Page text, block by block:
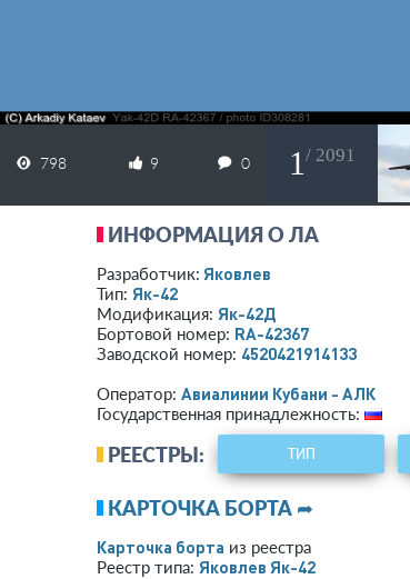
798 9 0 1 / 2091
ИНФОРМАЦИЯ О ЛА
Разработчик: Яковлев
Тип: Як-42
Модификация: Як-42Д
Бортовой номер: RA-42367
Заводской номер: 4520421914133
Оператор: Авиалинии Кубани - АЛК
Государственная принадлежность:
РЕЕСТРЫ: ТИП
КАРТОЧКА БОРТА ➦
Карточка борта из реестра
Реестр типа: Яковлев Як-42